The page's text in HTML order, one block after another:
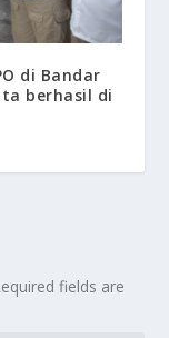
di Bandar
berhasil di
fields are